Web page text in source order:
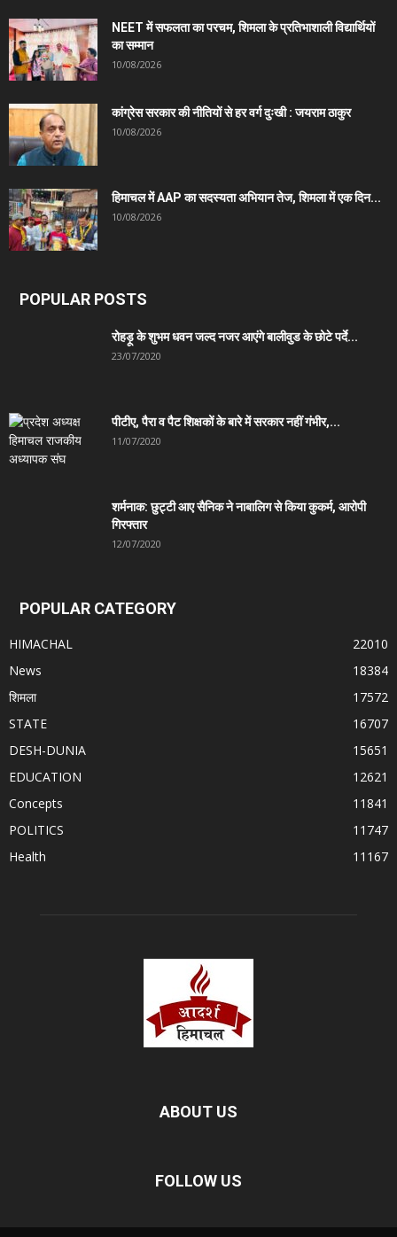
NEET में सफलता का परचम, शिमला के प्रतिभाशाली विद्यार्थियों
का सम्मान
10/08/2026
कांग्रेस सरकार की नीतियों से हर वर्ग दुःखी : जयराम ठाकुर
10/08/2026
हिमाचल में AAP का सदस्यता अभियान तेज, शिमला में एक दिन...
10/08/2026
POPULAR POSTS
रोहड़ू के शुभम धवन जल्द नजर आएंगे बालीवुड के छोटे पर्दे...
23/07/2020
पीटीए, पैरा व पैट शिक्षकों के बारे में सरकार नहीं गंभीर,...
11/07/2020
शर्मनाक: छुट्टी आए सैनिक ने नाबालिग से किया कुकर्म, आरोपी
गिरफ्तार
12/07/2020
POPULAR CATEGORY
HIMACHAL
22010
News
18384
शिमला
17572
STATE
16707
DESH-DUNIA
15651
EDUCATION
12621
Concepts
11841
POLITICS
11747
Health
11167
ABOUT US
FOLLOW US